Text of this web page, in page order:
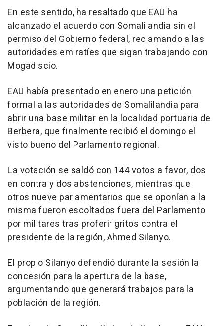
En este sentido, ha resaltado que EAU ha
alcanzado el acuerdo con Somalilandia sin el
permiso del Gobierno federal, reclamando a las
autoridades emiratíes que sigan trabajando con
Mogadiscio.
EAU había presentado en enero una petición
formal a las autoridades de Somalilandia para
abrir una base militar en la localidad portuaria de
Berbera, que finalmente recibió el domingo el
visto bueno del Parlamento regional.
La votación se saldó con 144 votos a favor, dos
en contra y dos abstenciones, mientras que
otros nueve parlamentarios que se oponían a la
misma fueron escoltados fuera del Parlamento
por militares tras proferir gritos contra el
presidente de la región, Ahmed Silanyo.
El propio Silanyo defendió durante la sesión la
concesión para la apertura de la base,
argumentando que generará trabajos para la
población de la región.